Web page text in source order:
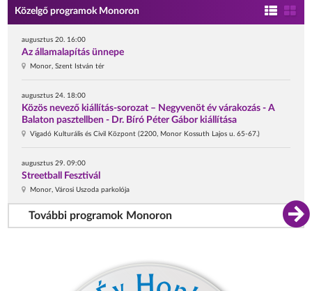
Közelgő programok Monoron
augusztus 20. 16:00
Az államalapítás ünnepe
Monor, Szent István tér
augusztus 24. 18:00
Közös nevező kiállítás-sorozat – Negyvenöt év várakozás - A
Balaton pasztellben - Dr. Bíró Péter Gábor kiállítása
Vigadó Kulturális és Civil Központ (2200, Monor Kossuth Lajos u. 65-67.)
augusztus 29. 09:00
Streetball Fesztivál
Monor, Városi Uszoda parkolója
További programok Monoron